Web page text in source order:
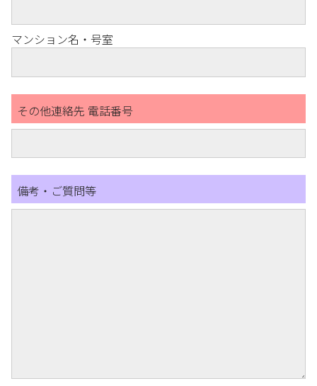
マンション名・号室
その他連絡先 電話番号
備考・ご質問等